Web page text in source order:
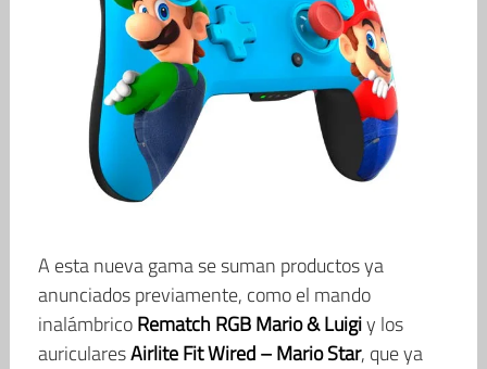
A esta nueva gama se suman productos ya
anunciados previamente, como el mando
inalámbricoRematch RGB Mario & Luigiy los
auricularesAirlite Fit Wired – Mario Star, que ya